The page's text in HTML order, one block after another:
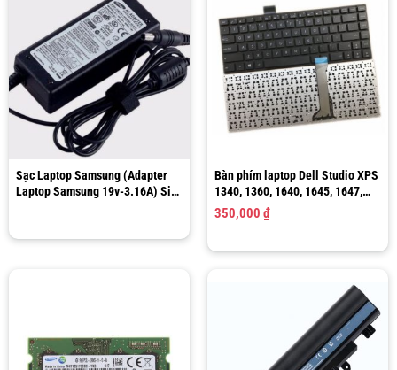
Sạc Laptop Samsung (Adapter
Laptop Samsung 19v-3.16A) Size
Bàn phím laptop Dell Studio XPS
1340, 1360, 1640, 1645, 1647,
PP17S, PP35L | Keyboard Dell
1340
350,000 ₫